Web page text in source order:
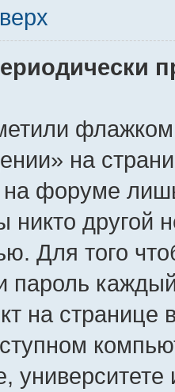
флажком
на
форуме
никто другой
Для того
пароль
на
университете